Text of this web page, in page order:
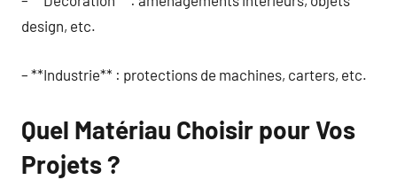
design, etc.
– **Industrie** : protections de machines, carters, etc.
Quel Matériau Choisir pour Vos
Projets ?